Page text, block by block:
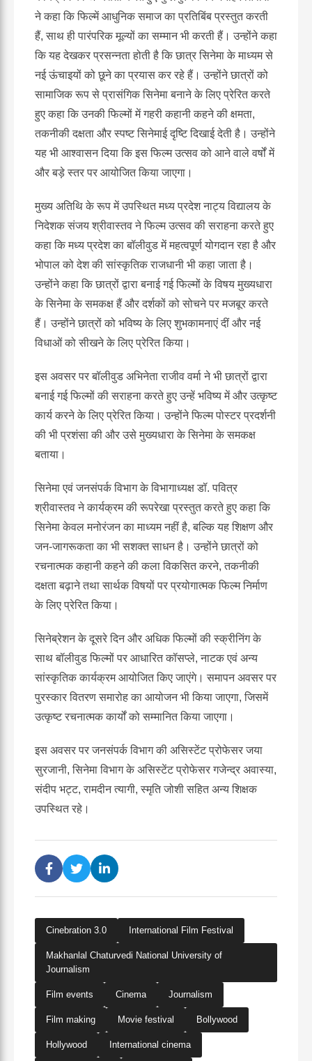
ने कहा कि फिल्में आधुनिक समाज का प्रतिबिंब प्रस्तुत करती
हैं, साथ ही पारंपरिक मूल्यों का सम्मान भी करती हैं। उन्होंने कहा
कि यह देखकर प्रसन्नता होती है कि छात्र सिनेमा के माध्यम से
नई ऊंचाइयों को छूने का प्रयास कर रहे हैं। उन्होंने छात्रों को
सामाजिक रूप से प्रासंगिक सिनेमा बनाने के लिए प्रेरित करते
हुए कहा कि उनकी फिल्मों में गहरी कहानी कहने की क्षमता,
तकनीकी दक्षता और स्पष्ट सिनेमाई दृष्टि दिखाई देती है। उन्होंने
यह भी आश्वासन दिया कि इस फिल्म उत्सव को आने वाले वर्षों में
और बड़े स्तर पर आयोजित किया जाएगा।
मुख्य अतिथि के रूप में उपस्थित मध्य प्रदेश नाट्य विद्यालय के
निदेशक संजय श्रीवास्तव ने फिल्म उत्सव की सराहना करते हुए
कहा कि मध्य प्रदेश का बॉलीवुड में महत्वपूर्ण योगदान रहा है और
भोपाल को देश की सांस्कृतिक राजधानी भी कहा जाता है।
उन्होंने कहा कि छात्रों द्वारा बनाई गई फिल्मों के विषय मुख्यधारा
के सिनेमा के समकक्ष हैं और दर्शकों को सोचने पर मजबूर करते
हैं। उन्होंने छात्रों को भविष्य के लिए शुभकामनाएं दीं और नई
विधाओं को सीखने के लिए प्रेरित किया।
इस अवसर पर बॉलीवुड अभिनेता राजीव वर्मा ने भी छात्रों द्वारा
बनाई गई फिल्मों की सराहना करते हुए उन्हें भविष्य में और उत्कृष्ट
कार्य करने के लिए प्रेरित किया। उन्होंने फिल्म पोस्टर प्रदर्शनी
की भी प्रशंसा की और उसे मुख्यधारा के सिनेमा के समकक्ष
बताया।
सिनेमा एवं जनसंपर्क विभाग के विभागाध्यक्ष डॉ. पवित्र
श्रीवास्तव ने कार्यक्रम की रूपरेखा प्रस्तुत करते हुए कहा कि
सिनेमा केवल मनोरंजन का माध्यम नहीं है, बल्कि यह शिक्षण और
जन-जागरूकता का भी सशक्त साधन है। उन्होंने छात्रों को
रचनात्मक कहानी कहने की कला विकसित करने, तकनीकी
दक्षता बढ़ाने तथा सार्थक विषयों पर प्रयोगात्मक फिल्म निर्माण
के लिए प्रेरित किया।
सिनेब्रेशन के दूसरे दिन और अधिक फिल्मों की स्क्रीनिंग के
साथ बॉलीवुड फिल्मों पर आधारित कॉसप्ले, नाटक एवं अन्य
सांस्कृतिक कार्यक्रम आयोजित किए जाएंगे। समापन अवसर पर
पुरस्कार वितरण समारोह का आयोजन भी किया जाएगा, जिसमें
उत्कृष्ट रचनात्मक कार्यों को सम्मानित किया जाएगा।
इस अवसर पर जनसंपर्क विभाग की असिस्टेंट प्रोफेसर जया
सुरजानी, सिनेमा विभाग के असिस्टेंट प्रोफेसर गजेन्द्र अवास्या,
संदीप भट्ट, रामदीन त्यागी, स्मृति जोशी सहित अन्य शिक्षक
उपस्थित रहे।
Cinebration 3.0 International Film Festival
Makhanlal Chaturvedi National University of
Journalism
Film events Cinema Journalism
Film making Movie festival Bollywood
Hollywood International cinema